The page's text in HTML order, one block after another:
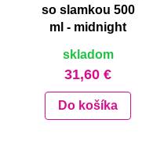
so slamkou 500
ml - midnight
skladom
31,60 €
Do košíka